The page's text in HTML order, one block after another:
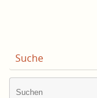
Suche